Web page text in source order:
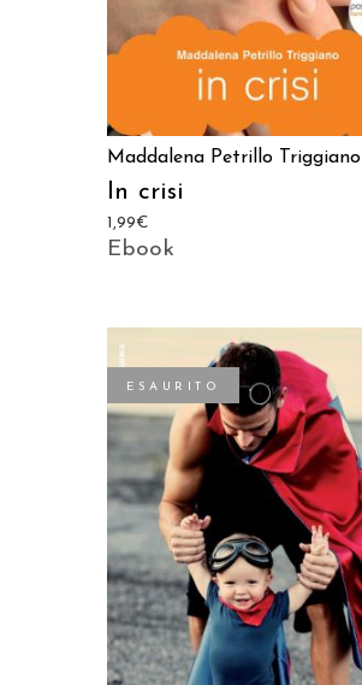
Maddalena Petrillo Triggiano
In crisi
1,99€
Ebook
ESAURITO
LEGGI TUTTO